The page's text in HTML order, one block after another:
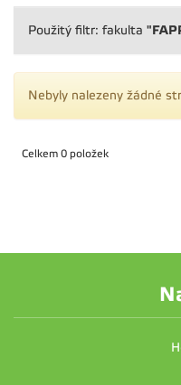
Použitý filtr: fakulta
Nebyly nalezeny žádné
Celkem 0 položek